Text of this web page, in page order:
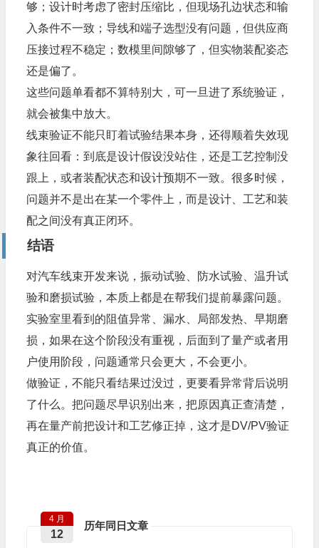
够；设计时考虑了密封压缩比，但现场孔边状态和输
入条件不一致；导线和端子选型没有问题，但供应商
压接过程不稳定；数模里间隙够了，但实物装配姿态
还是偏了。
这些问题单看都不算特别大，可一旦进了系统验证，
就会被集中放大。
线束验证不能只盯着试验结果本身，还得顺着失效现
象往回看：到底是设计假设没站住，还是工艺控制没
跟上，或者装配状态和设计预期不一致。很多时候，
问题并不是出在某一个零件上，而是设计、工艺和装
配之间没有真正闭环。
结语
对汽车线束开发来说，振动试验、防水试验、温升试
验和磨损试验，本质上都是在帮我们提前暴露问题。
实验室里看到的阻值异常、漏水、局部发热、早期磨
损，如果在这个阶段没有重视，后面到了量产或者用
户使用阶段，问题通常只会更大，不会更小。
做验证，不能只看结果过没过，更要看异常背后说明
了什么。把问题尽早识别出来，把原因真正查清楚，
再在量产前把设计和工艺修正掉，这才是DV/PV验证
真正的价值。
历年同日文章
4 月
12